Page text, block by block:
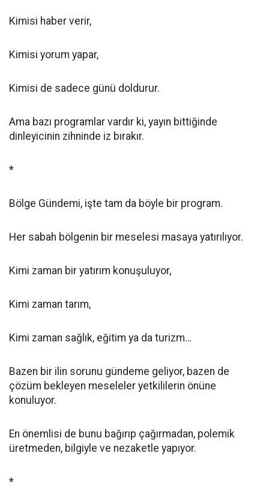
Kimisi haber verir,
Kimisi yorum yapar,
Kimisi de sadece günü doldurur.
Ama bazı programlar vardır ki, yayın bittiğinde
dinleyicinin zihninde iz bırakır.
*
Bölge Gündemi, işte tam da böyle bir program.
Her sabah bölgenin bir meselesi masaya yatırılıyor.
Kimi zaman bir yatırım konuşuluyor,
Kimi zaman tarım,
Kimi zaman sağlık, eğitim ya da turizm…
Bazen bir ilin sorunu gündeme geliyor, bazen de
çözüm bekleyen meseleler yetkililerin önüne
konuluyor.
En önemlisi de bunu bağırıp çağırmadan, polemik
üretmeden, bilgiyle ve nezaketle yapıyor.
*